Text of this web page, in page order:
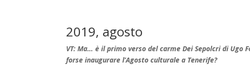
2019, agosto
VT: Ma… è il primo verso del carme Dei Sepolcri di Ugo
forse inaugurare l’Agosto culturale a Tenerife?